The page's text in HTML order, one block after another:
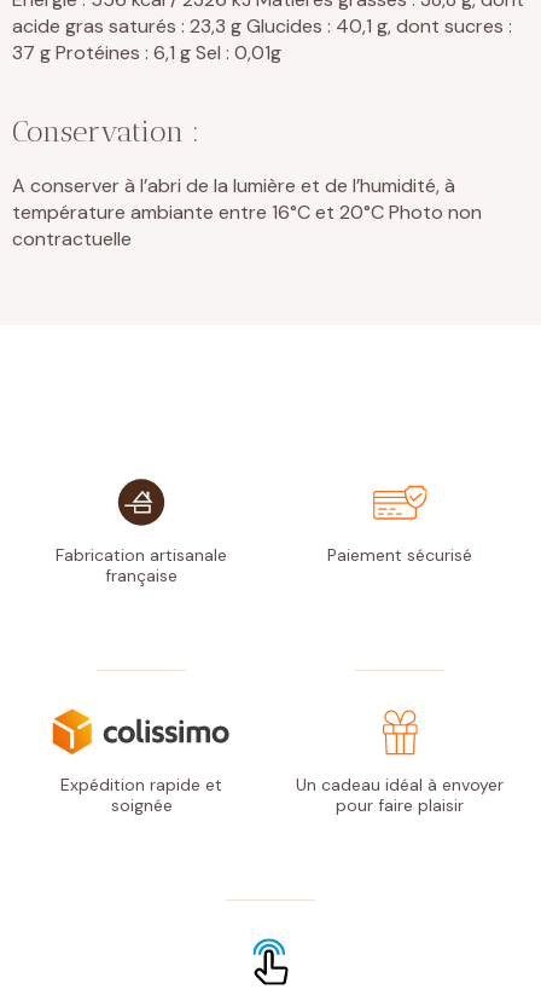
acide gras saturés : 23,3 g Glucides : 40,1 g, dont sucres :
37 g Protéines : 6,1 g Sel : 0,01g
Conservation :
A conserver à l’abri de la lumière et de l’humidité, à
température ambiante entre 16°C et 20°CPhoto non
contractuelle
Fabrication artisanale
française
Paiement sécurisé
Expédition rapide et
soignée
Un cadeau idéal à envoyer
pour faire plaisir